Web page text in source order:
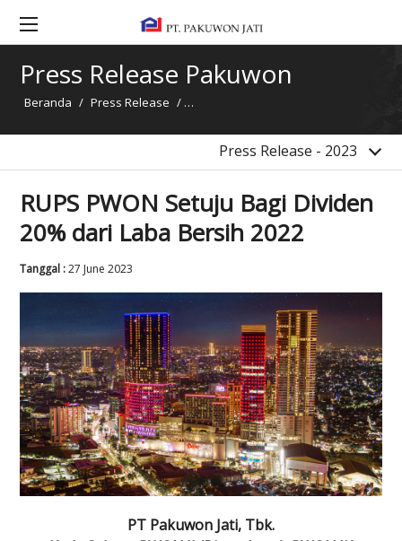
Press Release Pakuwon
Beranda / Press Release / RUPS PWON Setuju Bagi Dividen 20%
Press Release - 2023
2016
2015
2014
Berita
RUPS PWON Setuju Bagi Dividen
20% dari Laba Bersih 2022
Tanggal :27 June 2023
PT Pakuwon Jati, Tbk.